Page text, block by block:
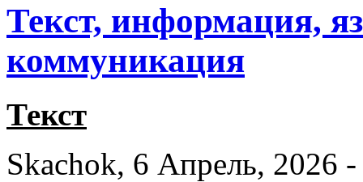
Текст, информация,
коммуникация
Текст
Skachok, 6 Апрель, 2026